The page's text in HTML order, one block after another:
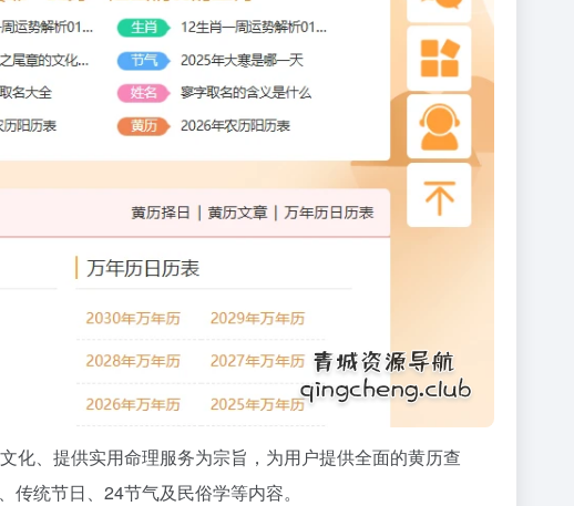
化、提供实用命理服务为宗旨，为用户提供全面的黄历查
统节日、24节气及民俗学等内容。